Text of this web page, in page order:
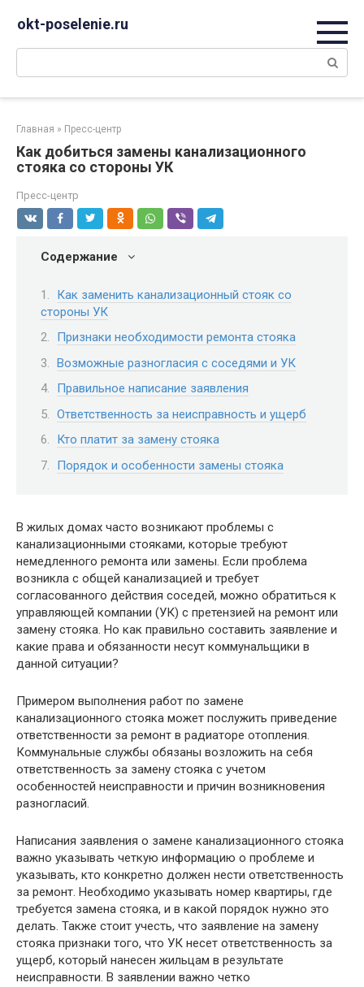
okt-poselenie.ru
Поиск:
Главная » Пресс-центр
Как добиться замены канализационного
стояка со стороны УК
Пресс-центр
Содержание
Как заменить канализационный стояк со
стороны УК
Признаки необходимости ремонта стояка
Возможные разногласия с соседями и УК
Правильное написание заявления
Ответственность за неисправность и ущерб
Кто платит за замену стояка
Порядок и особенности замены стояка
В жилых домах часто возникают проблемы с
канализационными стояками, которые требуют
немедленного ремонта или замены. Если проблема
возникла с общей канализацией и требует
согласованного действия соседей, можно обратиться к
управляющей компании (УК) с претензией на ремонт или
замену стояка. Но как правильно составить заявление и
какие права и обязанности несут коммунальщики в
данной ситуации?
Примером выполнения работ по замене
канализационного стояка может послужить приведение
ответственности за ремонт в радиаторе отопления.
Коммунальные службы обязаны возложить на себя
ответственность за замену стояка с учетом
особенностей неисправности и причин возникновения
разногласий.
Написания заявления о замене канализационного стояка
важно указывать четкую информацию о проблеме и
указывать, кто конкретно должен нести ответственность
за ремонт. Необходимо указывать номер квартиры, где
требуется замена стояка, и в какой порядок нужно это
делать. Также стоит учесть, что заявление на замену
стояка признаки того, что УК несет ответственность за
ущерб, который нанесен жильцам в результате
неисправности. В заявлении важно четко